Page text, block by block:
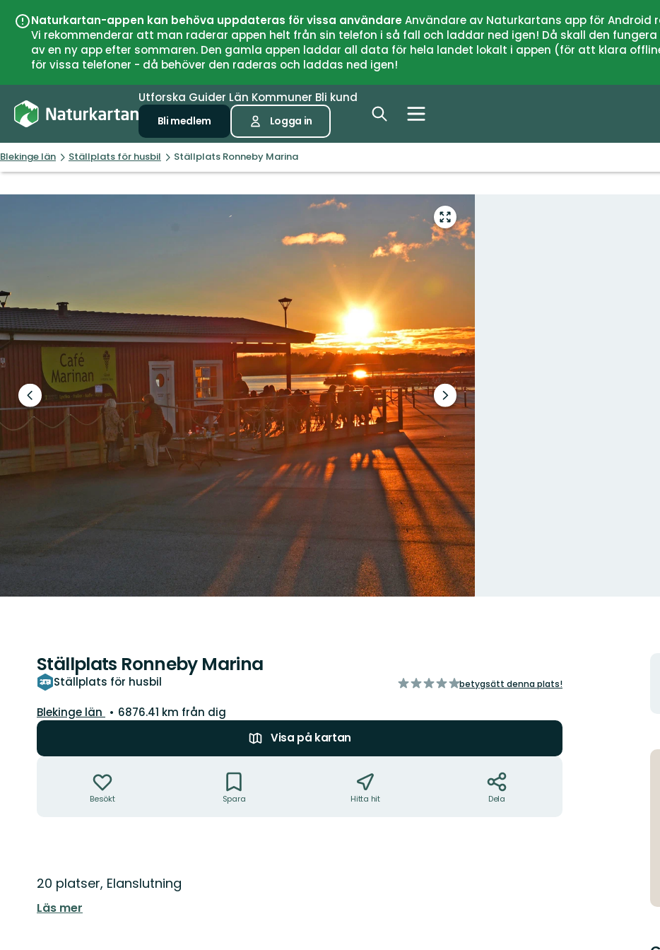
Naturkartan-appen kan behöva uppdateras för vissa användareAnvändare av Naturkartans app för
Vi rekommenderar att man raderar appen helt från sin telefon i så fall och laddar ned igen! Då skall den
av en ny app efter sommaren. Den gamla appen laddar all data för hela landet lokalt i appen (för att klara
för vissa telefoner - då behöver den raderas och laddas ned igen!
Utforska Guider Län Kommuner Bli kund
Bli medlem Logga in
Blekinge län Ställplats för husbil Ställplats Ronneby Marina
Gå
till
helskärmsläge
Föregående
bild
Nästa
bildspel
Ställplats Ronneby Marina
Ställplats för husbil
av
betygsätt denna plats!
Län:
Blekinge län
6876.41 km från dig
Visa på kartan
Besökt Spara Hitta hit Dela
Beskrivning
20 platser, Elanslutning
Läs mer